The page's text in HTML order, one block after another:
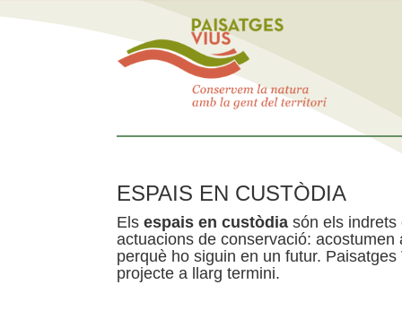
ESPAIS EN CUSTÒDIA
Els espais en custòdia són els indrets
actuacions de conservació:
perquè ho siguin en un futur.
projecte a llarg termini.